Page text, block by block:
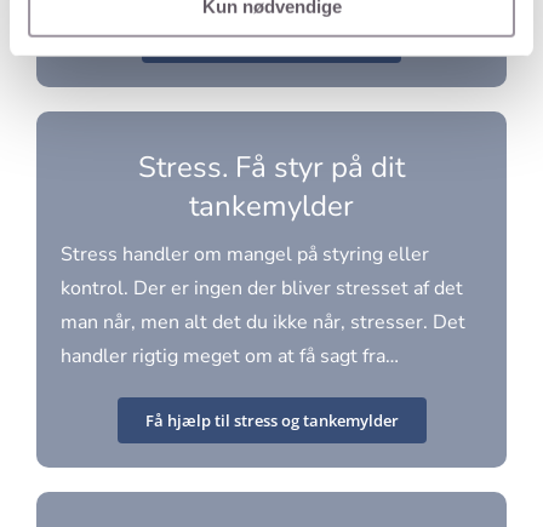
Kun nødvendige
Få hjælp til eksamensangst
Stress. Få styr på dit
tankemylder
Stress handler om mangel på styring eller
kontrol. Der er ingen der bliver stresset af det
man når, men alt det du ikke når, stresser. Det
handler rigtig meget om at få sagt fra…
Få hjælp til stress og tankemylder